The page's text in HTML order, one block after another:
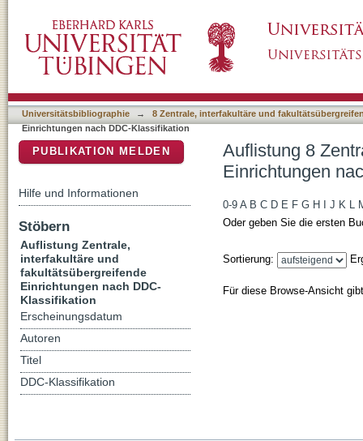
Klassifikation
Universitätsbibliographie →
8 Zentrale, interfakultäre und
Einrichtungen nach DDC-Klassifikation
Auflistung 8
Einrichtungen
0-9 A B C D E F G H J K L
Oder geben Sie die ersten
Sortierung:
Für diese Browse-Ansicht
PUBLIKATION MELDEN
Hilfe und Informationen
Stöbern
Auflistung Zentrale,
interfakultäre und
fakultätsübergreifende
Einrichtungen nach DDC-
Klassifikation
Erscheinungsdatum
Autoren
Titel
DDC-Klassifikation